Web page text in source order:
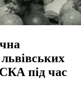
СКА під час